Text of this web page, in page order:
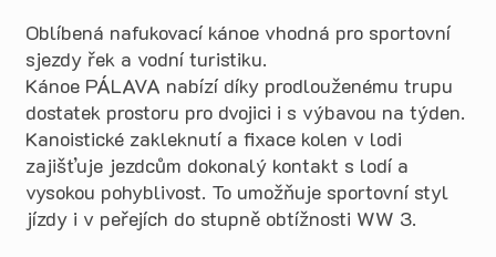
Oblíbená nafukovací kánoe vhodná pro sportovní
sjezdy řek a vodní turistiku.
Kánoe PÁLAVA nabízí díky prodlouženému trupu
dostatek prostoru pro dvojici i s výbavou na týden.
Kanoistické zakleknutí a fixace kolen v lodi
zajišťuje jezdcům dokonalý kontakt s lodí a
vysokou pohyblivost. To umožňuje sportovní styl
jízdy i v peřejích do stupně obtížnosti WW 3.